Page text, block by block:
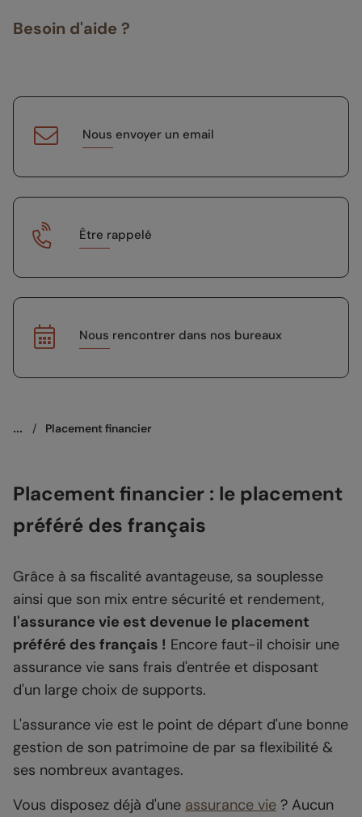
Besoin d'aide ?
Nous envoyer un email
Être rappelé
Nous rencontrer dans nos bureaux
... / Placement financier
Placement financier : le placement
préféré des français
Grâce à sa fiscalité avantageuse, sa souplesse
ainsi que son mix entre sécurité et rendement,
l'assurance vie est devenue le placement
préféré des français ! Encore faut-il choisir une
assurance vie sans frais d'entrée et disposant
d'un large choix de supports.
L'assurance vie est le point de départ d'une bonne
gestion de son patrimoine de par sa flexibilité &
ses nombreux avantages.
Vous disposez déjà d'une assurance vie ? Aucun